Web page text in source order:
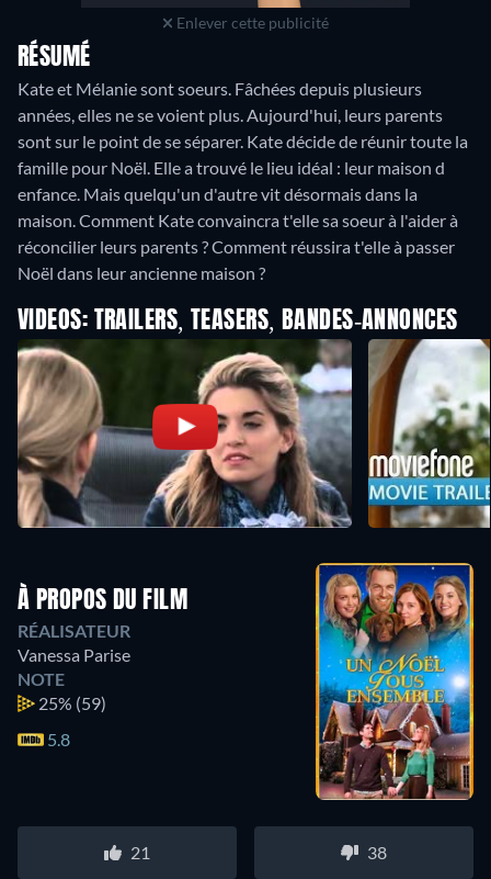
Enlever cette publicité
RÉSUMÉ
Kate et Mélanie sont soeurs. Fâchées depuis plusieurs
années, elles ne se voient plus. Aujourd'hui, leurs parents
sont sur le point de se séparer. Kate décide de réunir toute la
famille pour Noël. Elle a trouvé le lieu idéal : leur maison d
enfance. Mais quelqu'un d'autre vit désormais dans la
maison. Comment Kate convaincra t'elle sa soeur à l'aider à
réconcilier leurs parents ? Comment réussira t'elle à passer
Noël dans leur ancienne maison ?
VIDEOS: TRAILERS, TEASERS, BANDES-ANNONCES
À PROPOS DU FILM
RÉALISATEUR
Vanessa Parise
NOTE
25% (59)
5.8
21 38